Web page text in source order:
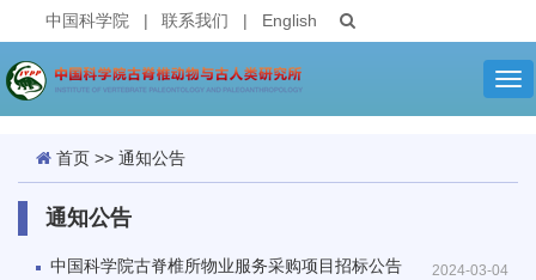
中国科学院 | 联系我们 | English
首页 >> 通知公告
通知公告
2024-03-04
中国科学院古脊椎所物业服务采购项目招标公告